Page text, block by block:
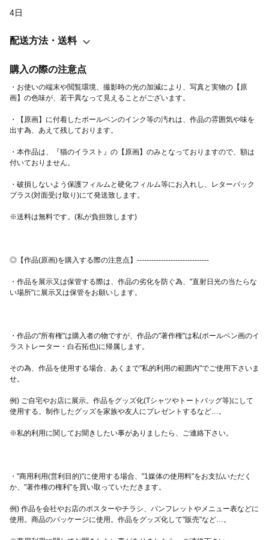
4日
配送方法・送料
購入の際の注意点
・お使いの端末や閲覧環境、撮影時の光の加減により、写真と実物の【原
・【原画】に付着したボールペンのインク等の汚れは、作品の雰囲気や味を
・本作品は、『猫のイラスト』の【原画】のみとなっておりますので、額は
・破損しないよう保護フィルムと硬化フィルム等にお入れし、レターパック
・作品を展示又は保管する際は、作品の劣化を防ぐ為、"直射日光の当たらな
・作品の"所有権"は購入者の物ですが、作品の"著作権"は私(ボールペン画のイ
その為、作品を使用する場合、あくまで"私的利用の範囲内"でご使用下さいま
例) ご自宅やお店に展示。作品をグッズ化(Tシャツやトートバッグ等)にして
・"商用利用(営利目的)"に使用する場合、"1媒体の使用料"をお支払いただく
例) 作品を会社やお店のポスターやチラシ、パンフレットやメニュー表などに